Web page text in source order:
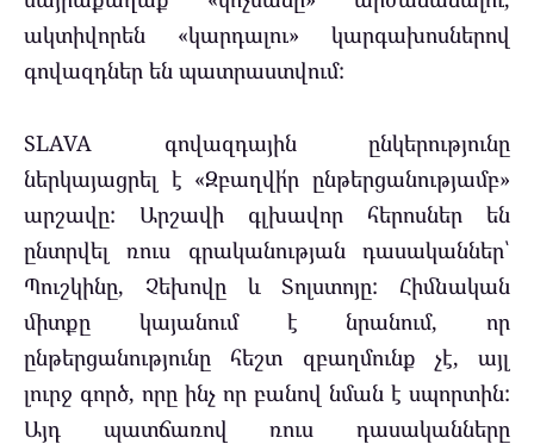
ակտիվորեն «կարդալու» կարգախոսներով
գովազդներ են պատրաստվում:
SLAVA գովազդային ընկերությունը
ներկայացրել է «Զբաղվի՛ր ընթերցանությամբ»
արշավը: Արշավի գլխավոր հերոսներ են
ընտրվել ռուս գրականության դասականներ՝
Պուշկինը, Չեխովը և Տոլստոյը: Հիմնական
միտքը կայանում է նրանում, որ
ընթերցանությունը հեշտ զբաղմունք չէ, այլ
լուրջ գործ, որը ինչ որ բանով նման է սպորտին:
Այդ պատճառով ռուս դասականները